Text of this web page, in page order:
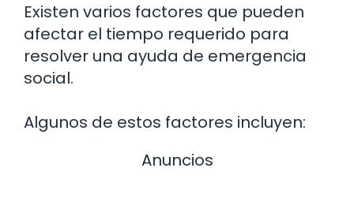
Existen varios factores que pueden
afectar el tiempo requerido para
resolver una ayuda de emergencia
social.
Algunos de estos factores incluyen:
Anuncios